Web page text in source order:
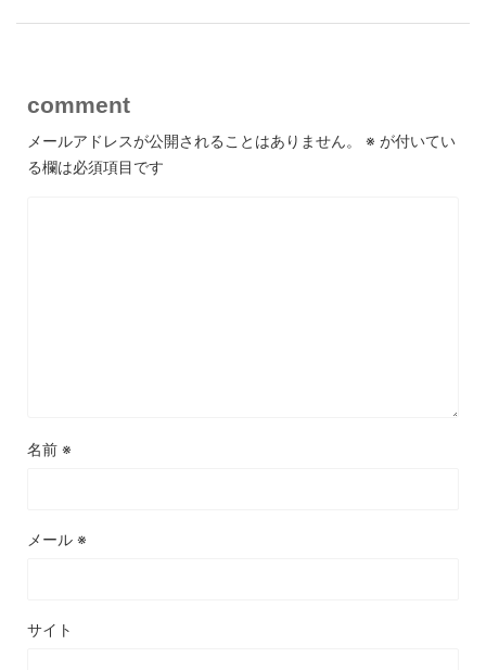
comment
メールアドレスが公開されることはありません。 ※ が付いてい
る欄は必須項目です
名前 ※
メール ※
サイト